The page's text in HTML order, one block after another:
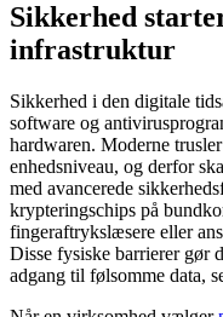
Sikkerhed
infrastruktur
Sikkerhed i den digitale
software og
hardwaren. Moderne
enhedsniveau, og derfor
med avancerede
krypteringschips på
fingeraftrykslæsere eller
Disse fysiske barrierer gør
adgang til følsomme data,